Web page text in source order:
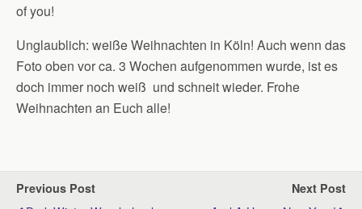
of you!
Unglaublich: weiße Weihnachten in Köln! Auch wenn das
Foto oben vor ca. 3 Wochen aufgenommen wurde, ist es
doch immer noch weiß und schneit wieder. Frohe
Weihnachten an Euch alle!
Previous Post Next Post